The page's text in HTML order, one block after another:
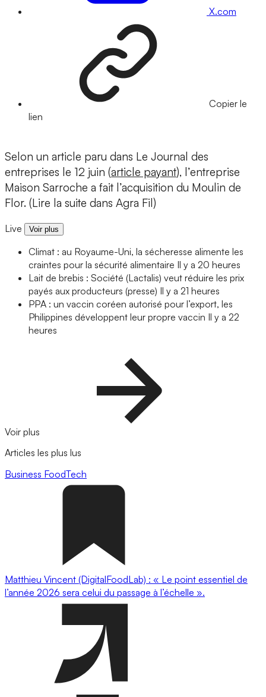
X.com
Copier le
lien
Selon un article paru dans Le Journal des
entreprises le 12 juin (article payant), l’entreprise
Maison Sarroche a fait l’acquisition du Moulin de
Flor. (Lire la suite dans Agra Fil)
Live Voir plus
Climat : au Royaume-Uni, la sécheresse alimente les
craintes pour la sécurité alimentaire Il y a 20 heures
Lait de brebis : Société (Lactalis) veut réduire les prix
payés aux producteurs (presse) Il y a 21 heures
PPA : un vaccin coréen autorisé pour l’export, les
Philippines développent leur propre vaccin Il y a 22
heures
Voir plus
Articles les plus lus
Business FoodTech
Matthieu Vincent (DigitalFoodLab) : « Le point essentiel de
l’année 2026 sera celui du passage à l’échelle ».